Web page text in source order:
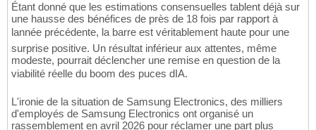
Étant donné que les estimations consensuelles tablent déjà sur
une hausse des bénéfices de près de 18 fois par rapport à
lannée précédente, la barre est véritablement haute pour une
surprise positive. Un résultat inférieur aux attentes, même
modeste, pourrait déclencher une remise en question de la
viabilité réelle du boom des puces dIA.
L'ironie de la situation de Samsung Electronics, des milliers
d'employés de Samsung Electronics ont organisé un
rassemblement en avril 2026 pour réclamer une part plus